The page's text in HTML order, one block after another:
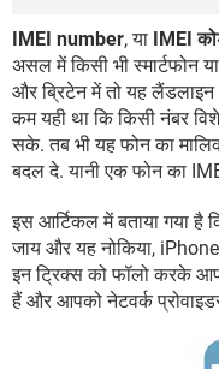
केबल और कनेक्टर्स
सीरियल और पैरलल पोर्ट
IMEI number, या IMEI
असल में किसी भी स्मार्टफोन
और ब्रिटेन में तो यह
कम यही था कि किसी नंबर
सके. तब भी यह फोन का
बदल दे. यानी एक फोन का
इस आर्टिकल में बताया गया है
जाय और यह नोकिया,
इन ट्रिक्स को फॉलो करके
हैं और आपको नेटवर्क